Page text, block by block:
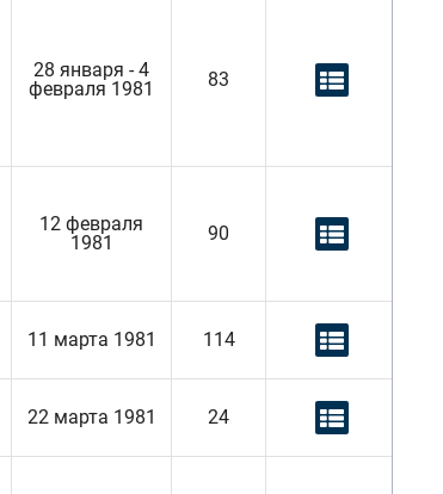
28 января - 4
февраля 1981
83
12 февраля
1981
90
11 марта 1981 114
22 марта 1981 24